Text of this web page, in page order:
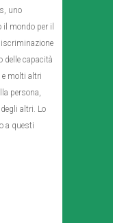
uno
mondo per il
delle capacità
e molti altri
persona,
altri. Lo
a questi